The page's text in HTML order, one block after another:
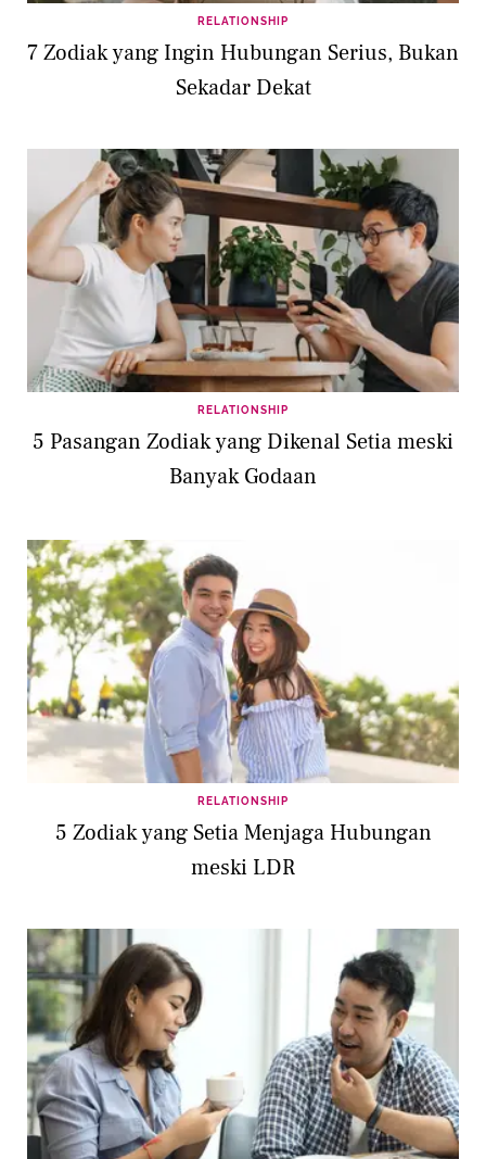
RELATIONSHIP
7 Zodiak yang Ingin Hubungan Serius, Bukan
Sekadar Dekat
RELATIONSHIP
5 Pasangan Zodiak yang Dikenal Setia meski
Banyak Godaan
RELATIONSHIP
5 Zodiak yang Setia Menjaga Hubungan
meski LDR